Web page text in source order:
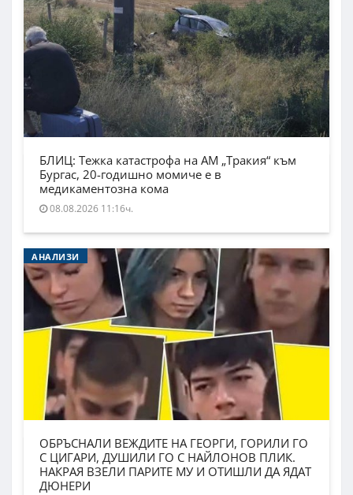
БЛИЦ: Тежка катастрофа на АМ „Тракия“ към
Бургас, 20-годишно момиче е в
медикаментозна кома
08.08.2026 11:16ч.
АНАЛИЗИ
ОБРЪСНАЛИ ВЕЖДИТЕ НА ГЕОРГИ, ГОРИЛИ ГО
С ЦИГАРИ, ДУШИЛИ ГО С НАЙЛОНОВ ПЛИК.
НАКРАЯ ВЗЕЛИ ПАРИТЕ МУ И ОТИШЛИ ДА ЯДАТ
ДЮНЕРИ